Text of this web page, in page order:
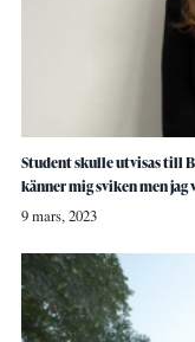
Student skulle utvisas till
känner mig sviken men jag
9 mars, 2023